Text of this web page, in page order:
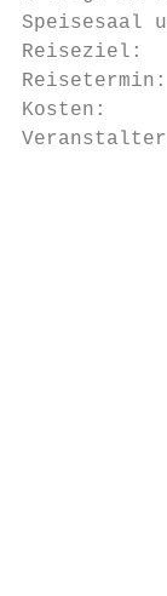
Speisesaal
Reiseziel:
Kosten: